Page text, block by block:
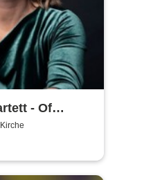
- Of
& Heroines